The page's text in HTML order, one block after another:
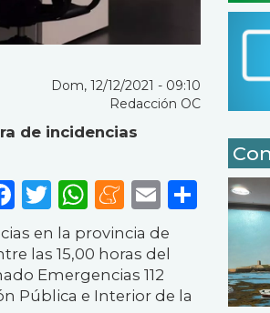
Dom, 12/12/2021 - 09:10
Redacción OC
de incidencias
Facebook
Twitter
WhatsApp
Email
en la provincia de
las 15,00 horas del
Emergencias 112
Pública e Interior de la